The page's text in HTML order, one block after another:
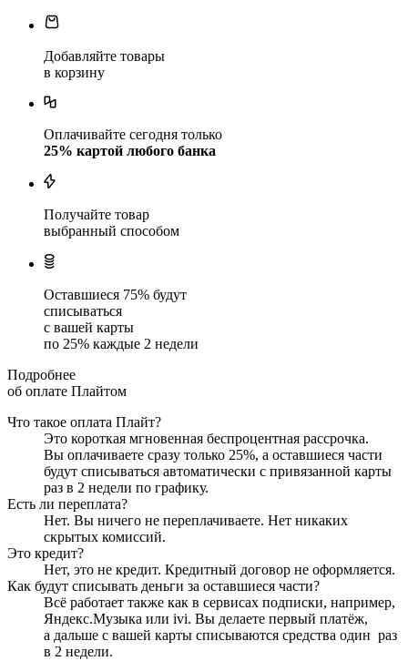
Добавляйте товары
в корзину
Оплачивайте сегодня только
25% картой любого банка
Получайте товар
выбранный способом
Оставшиеся 75% будут
списываться
с вашей карты
по 25% каждые 2 недели
Подробнее
об оплате Плайтом
Что такое оплата Плайт?
Это короткая мгновенная беспроцентная рассрочка.
Вы оплачиваете сразу только 25%, а оставшиеся части
будут списываться автоматически с привязанной карты
раз в 2 недели по графику.
Есть ли переплата?
Нет. Вы ничего не переплачиваете. Нет никаких
скрытых комиссий.
Это кредит?
Нет, это не кредит. Кредитный договор не оформляется.
Как будут списывать деньги за оставшиеся части?
Всё работает также как в сервисах подписки, например,
Яндекс.Музыка или ivi. Вы делаете первый платёж,
а дальше с вашей карты списываются средства один раз
в 2 недели.